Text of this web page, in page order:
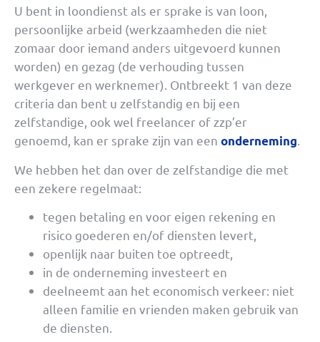
U bent in loondienst als er sprake is van loon,
persoonlijke arbeid (werkzaamheden die niet
zomaar door iemand anders uitgevoerd kunnen
worden) en gezag (de verhouding tussen
werkgever en werknemer). Ontbreekt 1 van deze
criteria dan bent u zelfstandig en bij een
zelfstandige, ook wel freelancer of zzp’er
genoemd, kan er sprake zijn van een onderneming
We hebben het dan over de zelfstandige die met
een zekere regelmaat:
tegen betaling en voor eigen rekening en
risico goederen en/of diensten levert,
openlijk naar buiten toe optreedt,
in de onderneming investeert en
deelneemt aan het economisch verkeer: niet
alleen familie en vrienden maken gebruik van
de diensten.